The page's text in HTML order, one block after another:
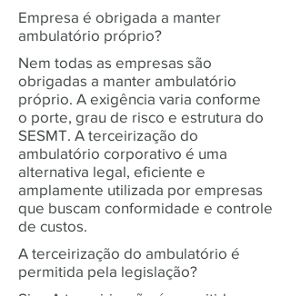
Empresa é obrigada a manter
ambulatório próprio?
Nem todas as empresas são
obrigadas a manter ambulatório
próprio. A exigência varia conforme
o porte, grau de risco e estrutura do
SESMT. A terceirização do
ambulatório corporativo é uma
alternativa legal, eficiente e
amplamente utilizada por empresas
que buscam conformidade e controle
de custos.
A terceirização do ambulatório é
permitida pela legislação?